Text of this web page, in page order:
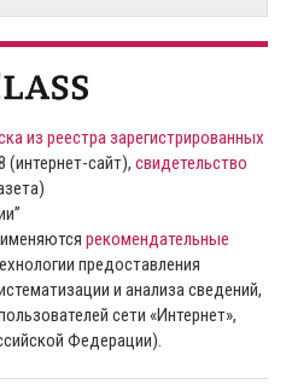
из реестра зарегистрированных
(интернет-сайт), свидетельство
рекомендательные
предоставления
и анализа сведений,
сети «Интернет»,
Федерации).